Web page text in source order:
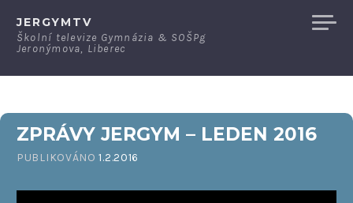
JERGYMTV
Školní televize Gymnázia & SOŠPg
Jeronýmova, Liberec
ZPRÁVY JERGYM – LEDEN 2016
PUBLIKOVÁNO1.2.2016